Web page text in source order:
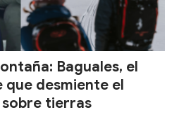
Baguales, el
que desmiente el
tierras